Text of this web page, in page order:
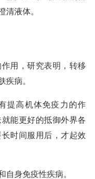
清液体。
用，研究表明，转移
疾病。
提高机体免疫力的作
能更好的抵御外界各
时间服用后，才起效
自身免疫性疾病。